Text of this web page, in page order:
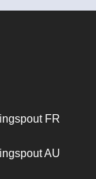
FR
AU